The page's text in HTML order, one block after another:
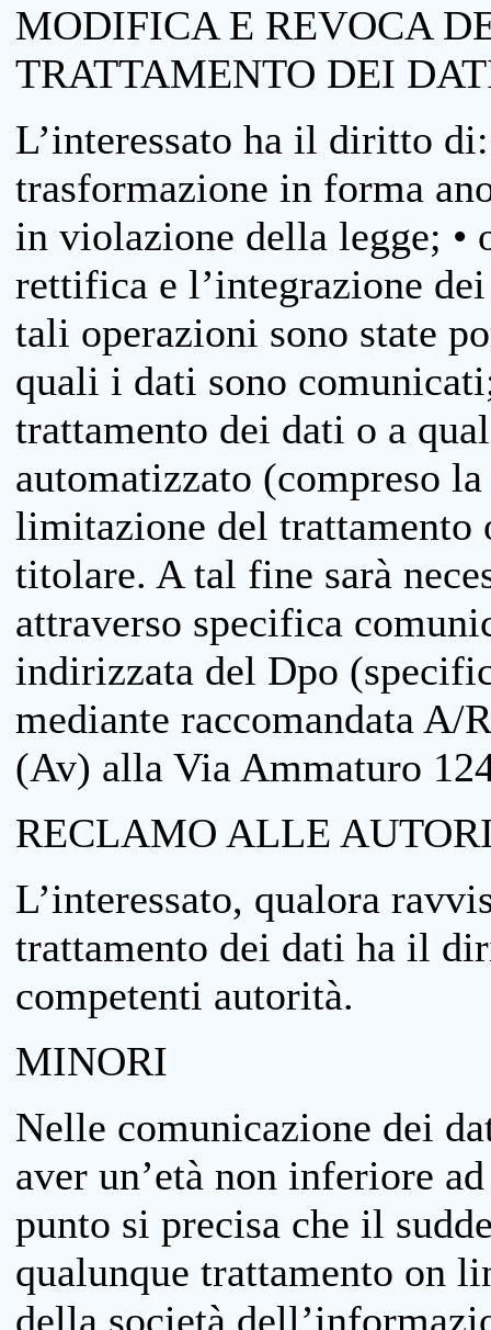
MODIFICA E REVOCA
TRATTAMENTO DEI
L’interessato ha il diritto
trasformazione in forma
in violazione della legge; •
rettifica e l’integrazione
tali operazioni sono state
quali i dati sono
trattamento dei dati o a
automatizzato (compreso
limitazione del trattamento
titolare. A tal fine sarà
attraverso specifica
indirizzata del Dpo
mediante raccomandata
(Av) alla Via Ammaturo
RECLAMO ALLE
L’interessato, qualora
trattamento dei dati ha il
competenti autorità.
MINORI
Nelle comunicazione dei
aver un’età non inferiore
punto si precisa che il
qualunque trattamento on
della società